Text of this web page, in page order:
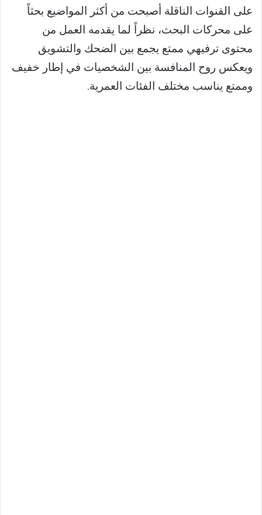
على القنوات الناقلة أصبحت من أكثر المواضيع بحثاً
على محركات البحث، نظراً لما يقدمه العمل من
محتوى ترفيهي ممتع يجمع بين الضحك والتشويق
ويعكس روح المنافسة بين الشخصيات في إطار خفيف
وممتع يناسب مختلف الفئات العمرية.